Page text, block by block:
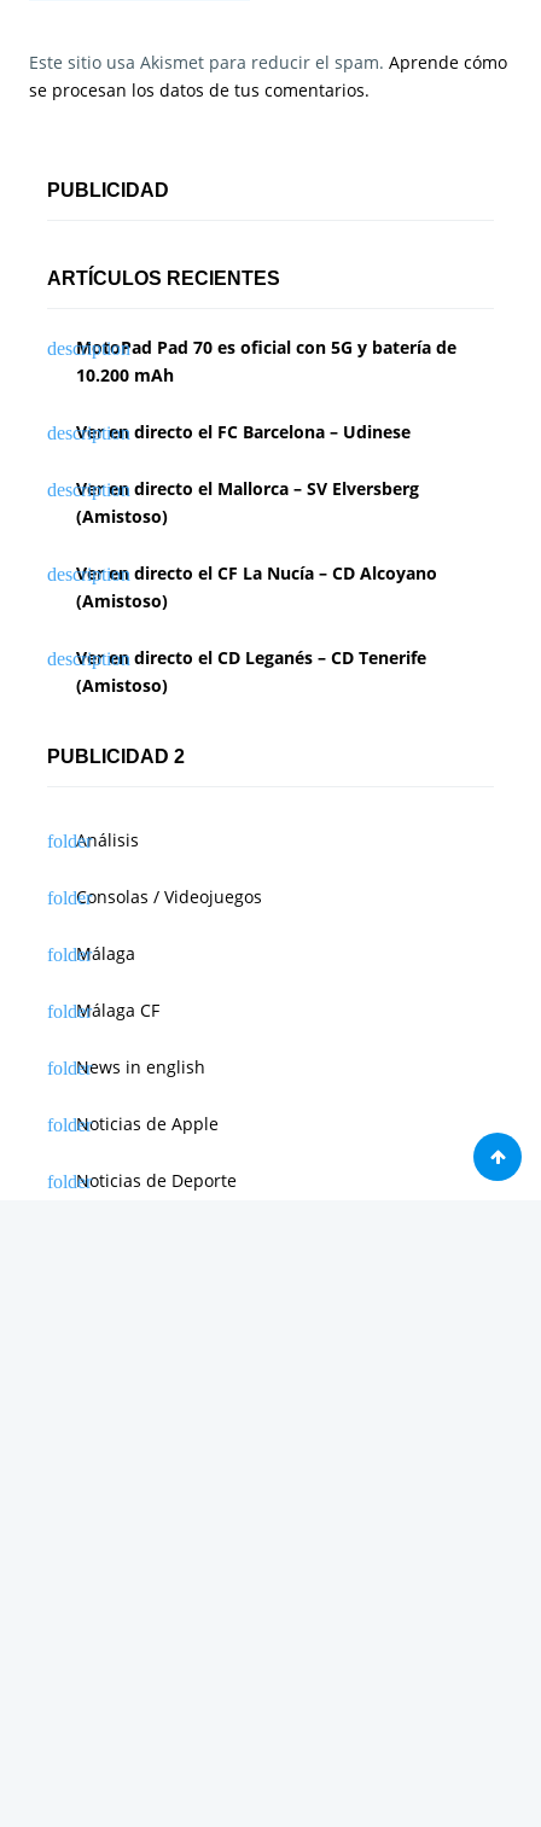
Este sitio usa Akismet para reducir el spam. Aprende cómo
se procesan los datos de tus comentarios.
PUBLICIDAD
ARTÍCULOS RECIENTES
MotoPad Pad 70 es oficial con 5G y batería de
10.200 mAh
Ver en directo el FC Barcelona – Udinese
Ver en directo el Mallorca – SV Elversberg
(Amistoso)
Ver en directo el CF La Nucía – CD Alcoyano
(Amistoso)
Ver en directo el CD Leganés – CD Tenerife
(Amistoso)
PUBLICIDAD 2
Análisis
Consolas / Videojuegos
Málaga
Málaga CF
News in english
Noticias de Apple
Noticias de Deporte